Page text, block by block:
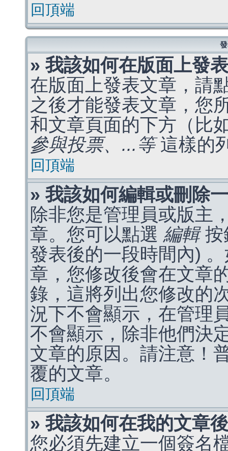
回頂端
» 我該如何在版面上發
在版面上發表文章，請
之後才能發表文章，您
和文章頁面的下方（比
參與投票、...等這樣的
回頂端
» 我該如何編輯或刪除
除非您是管理員或版主
章。您可以點選 編輯按
發表後的一段時間內)
章，您修改後會在文章
錄，這將列出您修改的
況下不會顯示，在管理
不會顯示，除非他們決
文章的原因。請注意！
覆的文章。
回頂端
» 我該如何在我的文章
您必須先建立一個簽名